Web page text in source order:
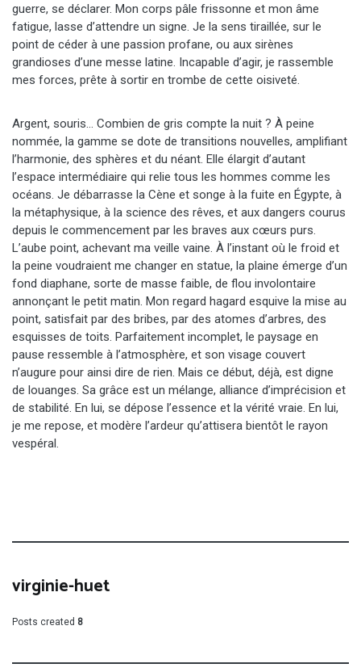
guerre, se déclarer. Mon corps pâle frissonne et mon âme
fatigue, lasse d’attendre un signe. Je la sens tiraillée, sur le
point de céder à une passion profane, ou aux sirènes
grandioses d’une messe latine. Incapable d’agir, je rassemble
mes forces, prête à sortir en trombe de cette oisiveté.
Argent, souris… Combien de gris compte la nuit ? À peine
nommée, la gamme se dote de transitions nouvelles, amplifiant
l’harmonie, des sphères et du néant. Elle élargit d’autant
l’espace intermédiaire qui relie tous les hommes comme les
océans. Je débarrasse la Cène et songe à la fuite en Égypte, à
la métaphysique, à la science des rêves, et aux dangers courus
depuis le commencement par les braves aux cœurs purs.
L’aube point, achevant ma veille vaine. À l’instant où le froid et
la peine voudraient me changer en statue, la plaine émerge d’un
fond diaphane, sorte de masse faible, de flou involontaire
annonçant le petit matin. Mon regard hagard esquive la mise au
point, satisfait par des bribes, par des atomes d’arbres, des
esquisses de toits. Parfaitement incomplet, le paysage en
pause ressemble à l’atmosphère, et son visage couvert
n’augure pour ainsi dire de rien. Mais ce début, déjà, est digne
de louanges. Sa grâce est un mélange, alliance d’imprécision et
de stabilité. En lui, se dépose l’essence et la vérité vraie. En lui,
je me repose, et modère l’ardeur qu’attisera bientôt le rayon
vespéral.
virginie-huet
Posts created 8